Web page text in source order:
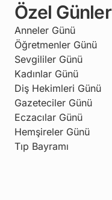
Özel Günler
Anneler Günü
Öğretmenler Günü
Sevgililer Günü
Kadınlar Günü
Diş Hekimleri Günü
Gazeteciler Günü
Eczacılar Günü
Hemşireler Günü
Tıp Bayramı